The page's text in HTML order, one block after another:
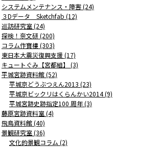
システムメンテナンス・障害 (24)
３Dデータ Sketchfab (12)
巡訪研究室 (24)
探検！奈文研 (200)
コラム作寶樓 (303)
東日本大震災復興支援 (17)
キュートぐみ【宮都組】 (3)
平城宮跡資料館 (52)
平城京どうぶつえん2013 (23)
平城京ビックリはくらんかい2014 (9)
平城宮跡史跡指定100 周年 (3)
藤原宮跡資料室 (4)
飛鳥資料館 (40)
景観研究室 (36)
文化的景観コラム (2)